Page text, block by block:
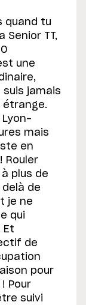
quand tu
Senior TT,
une
jamais
étrange.
mais
en
Rouler
plus de
de
je ne
qui
Et
de
pour
Pour
suivi